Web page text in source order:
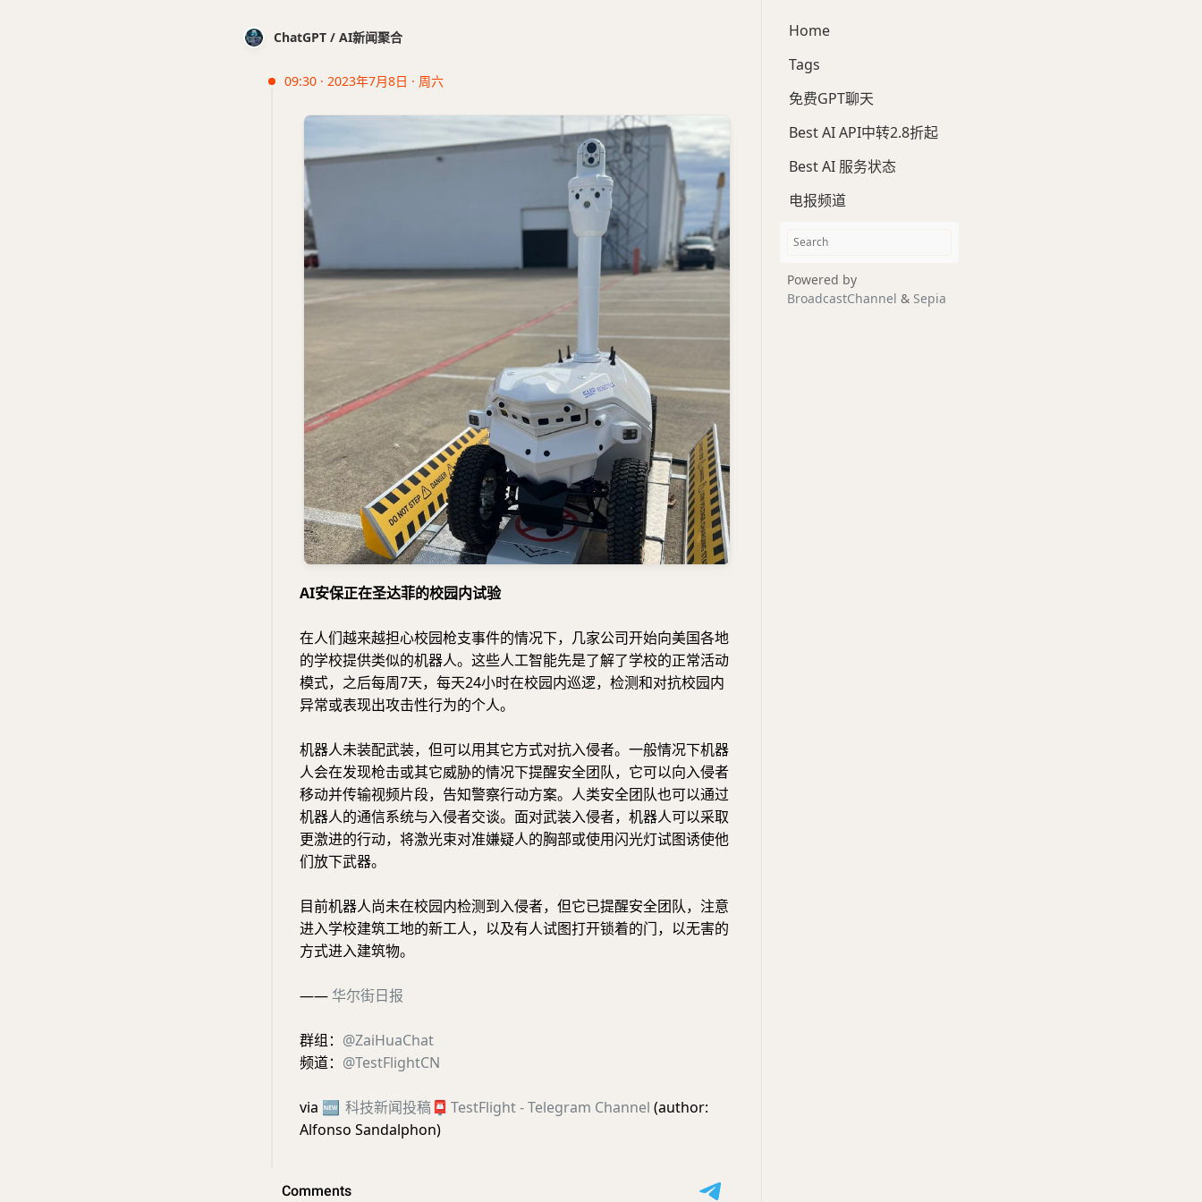
ChatGPT / AI新闻聚合
09:30 · 2023年7月8日 · 周六
AI安保正在圣达菲的校园内试验
在人们越来越担心校园枪支事件的情况下，几家公司开始向美国各地
的学校提供类似的机器人。这些人工智能先是了解了学校的正常活动
模式，之后每周7天，每天24小时在校园内巡逻，检测和对抗校园内
异常或表现出攻击性行为的个人。
机器人未装配武装，但可以用其它方式对抗入侵者。一般情况下机器
人会在发现枪击或其它威胁的情况下提醒安全团队，它可以向入侵者
移动并传输视频片段，告知警察行动方案。人类安全团队也可以通过
机器人的通信系统与入侵者交谈。面对武装入侵者，机器人可以采取
更激进的行动，将激光束对准嫌疑人的胸部或使用闪光灯试图诱使他
们放下武器。
目前机器人尚未在校园内检测到入侵者，但它已提醒安全团队，注意
进入学校建筑工地的新工人，以及有人试图打开锁着的门，以无害的
方式进入建筑物。
—— 华尔街日报
群组： @ZaiHuaChat
频道： @TestFlightCN
via 🆕 科技新闻投稿📮 TestFlight - Telegram Channel (author:
Alfonso Sandalphon)
Home
Tags
免费GPT聊天
Best AI API中转2.8折起
Best AI 服务状态
电报频道
Powered by
BroadcastChannel & Sepia